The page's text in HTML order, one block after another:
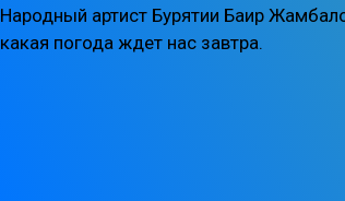
Народный артист Бурятии Баир
какая погода ждет нас завтра.